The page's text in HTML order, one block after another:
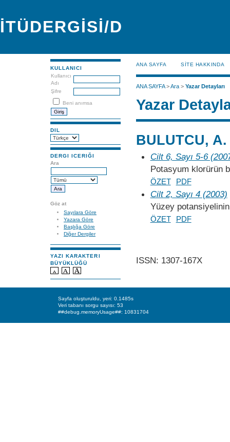
İTÜDERGİSİ/D
KULLANICI
Kullanıcı
Adı
Şifre
Beni anımsa
DIL
DERGI ICERIĞI
Ara
Göz at
Sayılara Göre
Yazara Göre
Başlığa Göre
Diğer Dergiler
YAZI KARAKTERI
BÜYÜKLÜĞÜ
ANA SAYFA SİTE HAKKINDA
ANA SAYFA>Ara> Yazar Detayları
Yazar
BULUTCU,
Cilt 6, Sayı 5-6
Potasyum klorürün
ÖZET PDF
Cilt 2, Sayı 4 (2003)
Yüzey
ÖZET PDF
ISSN: 1307-167X
Sayfa oluşturuldu, yeri: 0.1485s
Veri tabanı sorgu sayısı: 53
##debug.memoryUsage##: 10831704